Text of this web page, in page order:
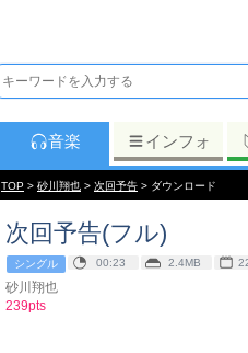
音楽 インフォ
TOP > 砂川翔也 > 次回予告 > ダウンロード
次回予告(フル)
シングル 00:23 2.4MB
砂川翔也
239pts